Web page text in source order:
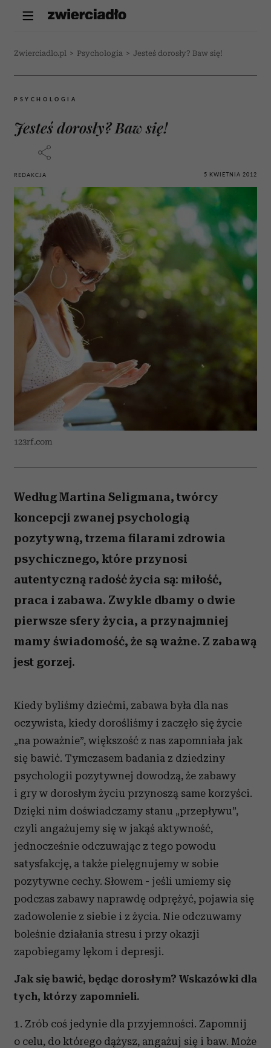
Zwierciadlo.pl > Psychologia > Jesteś dorosły? Baw się!
PSYCHOLOGIA
Jesteś dorosły? Baw się!
REDAKCJA 5 KWIETNIA 2012
123rf.com
Według Martina Seligmana, twórcy
koncepcji zwanej psychologią
pozytywną, trzema filarami zdrowia
psychicznego, które przynosi
autentyczną radość życia są: miłość,
praca i zabawa. Zwykle dbamy o dwie
pierwsze sfery życia, a przynajmniej
mamy świadomość, że są ważne. Z zabawą
jest gorzej.
Kiedy byliśmy dziećmi, zabawa była dla nas
oczywista, kiedy dorośliśmy i zaczęło się życie
„na poważnie”, większość z nas zapomniała jak
się bawić. Tymczasem badania z dziedziny
psychologii pozytywnej dowodzą, że zabawy
i gry w dorosłym życiu przynoszą same korzyści.
Dzięki nim doświadczamy stanu „przepływu”,
czyli angażujemy się w jakąś aktywność,
jednocześnie odczuwając z tego powodu
satysfakcję, a także pielęgnujemy w sobie
pozytywne cechy. Słowem - jeśli umiemy się
podczas zabawy naprawdę odprężyć, pojawia się
zadowolenie z siebie i z życia. Nie odczuwamy
boleśnie działania stresu i przy okazji
zapobiegamy lękom i depresji.
Jak się bawić, będąc dorosłym? Wskazówki dla
tych, którzy zapomnieli.
1. Zrób coś jedynie dla przyjemności. Zapomnij
o celu, do którego dążysz, angażuj się i baw. Może